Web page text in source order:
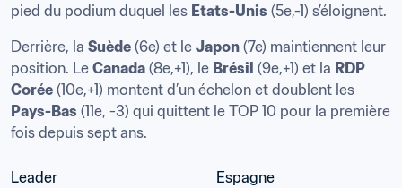
pied du podium duquel les Etats-Unis
Derrière, la Suède (6e) et le Japon (7e) maintiennent leur
position. Le Canada (8e,+1), le Brésil (9e,+1) et la RDP
Corée
Pays-Bas (11e, -3) qui quittent le TOP 10 pour la première
fois depuis sept ans.
Leader Espagne